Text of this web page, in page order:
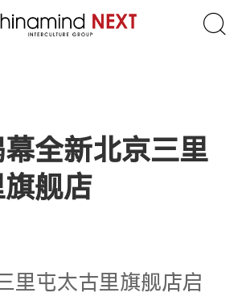
全新北京三里
舰店
里屯太古里旗舰店启